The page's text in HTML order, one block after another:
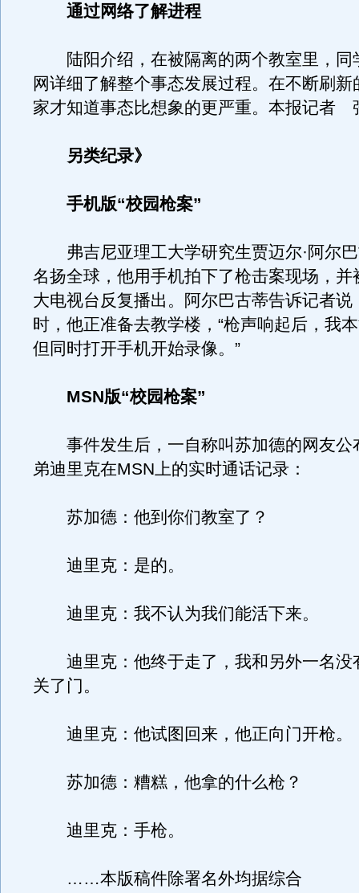
通过网络了解进程
陆阳介绍，在被隔离的两个教室里，同
网详细了解整个事态发展过程。在不断刷新
家才知道事态比想象的更严重。本报记者
另类纪录》
手机版“校园枪案”
弗吉尼亚理工大学研究生贾迈尔·阿尔巴
名扬全球，他用手机拍下了枪击案现场，并
大电视台反复播出。阿尔巴古蒂告诉记者说
时，他正准备去教学楼，“枪声响起后，我
但同时打开手机开始录像。”
MSN版“校园枪案”
事件发生后，一自称叫苏加德的网友公
弟迪里克在MSN上的实时通话记录：
苏加德：他到你们教室了？
迪里克：是的。
迪里克：我不认为我们能活下来。
迪里克：他终于走了，我和另外一名没
关了门。
迪里克：他试图回来，他正向门开枪。
苏加德：糟糕，他拿的什么枪？
迪里克：手枪。
……本版稿件除署名外均据综合